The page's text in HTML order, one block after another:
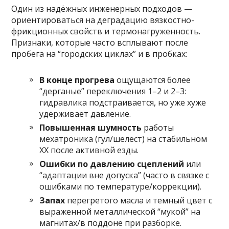
Один из надёжных инженерных подходов —
ориентироваться на деградацию вязкостно-
фрикционных свойств и термонагруженность.
Признаки, которые часто всплывают после
пробега на “городских циклах” и в пробках:
В конце прогрева ощущаются более
“дерганые” переключения 1–2 и 2–3:
гидравлика подстраивается, но уже хуже
удерживает давление.
Повышенная шумность работы
мехатроника (гул/шелест) на стабильном
ХХ после активной езды.
Ошибки по давлению сцеплений или
“адаптации вне допуска” (часто в связке с
ошибками по температуре/коррекции).
Запах перегретого масла и темный цвет с
выраженной металлической “мукой” на
магнитах/в поддоне при разборке.